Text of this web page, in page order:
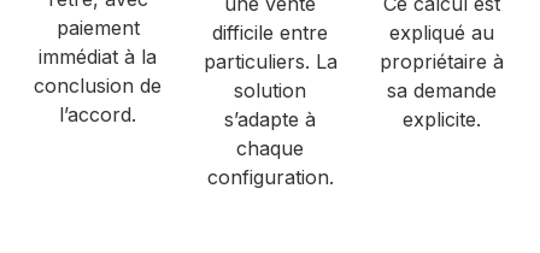
paiement
immédiat à la
conclusion de
l’accord.
difficile entre
particuliers. La
solution
s’adapte à
chaque
configuration.
expliqué au
propriétaire à
sa demande
explicite.